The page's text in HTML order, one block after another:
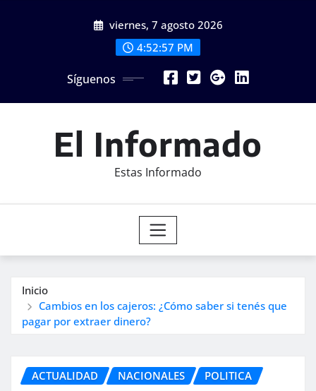
viernes, 7 agosto 2026
4:52:59 PM
Síguenos
El Informado
Estas Informado
Inicio
Cambios en los cajeros: ¿Cómo saber si tenés que
pagar por extraer dinero?
ACTUALIDAD NACIONALES POLITICA